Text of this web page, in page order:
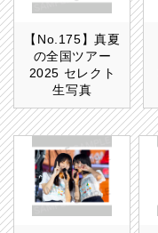
【No.175】真夏
の全国ツアー
2025 セレクト
生写真